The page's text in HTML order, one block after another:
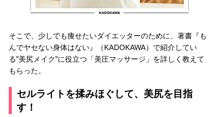
そこで、少しでも痩せたいダイエッターのために、著書『も
んでヤセない身体はない』（KADOKAWA）で紹介してい
る”美尻メイク”に役立つ「美圧マッサージ」を詳しく教えて
もらった。
セルライトを揉みほぐして、美尻を目指
す！